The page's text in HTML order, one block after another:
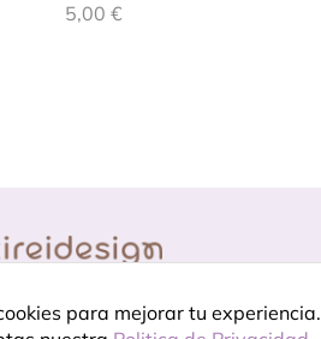
5,00€
para mejorar tu experiencia.
Porque celebrar